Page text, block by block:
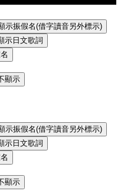
示振假名(借字讀音另外標示)
示日文歌詞
顯示
示振假名(借字讀音另外標示)
示日文歌詞
顯示